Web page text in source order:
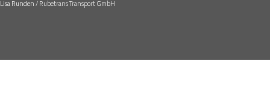
Lisa Runden/Rubetrans Transport GmbH